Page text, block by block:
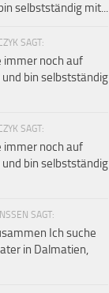
selbstständig mit...
SAGT:
immer noch auf
und bin selbstständig
SAGT:
immer noch auf
und bin selbstständig
SAGT:
Ich suche
in Dalmatien,